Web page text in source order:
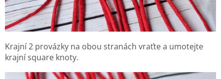
Krajní 2 provázky na obou stranách vraťte a umotejte
krajní square knoty.